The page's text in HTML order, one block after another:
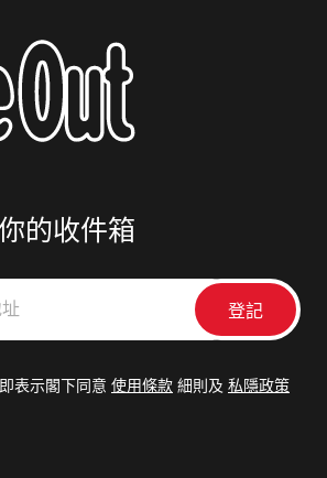
的收件箱
表示閣下同意 使用條款 細則及 私隱政策